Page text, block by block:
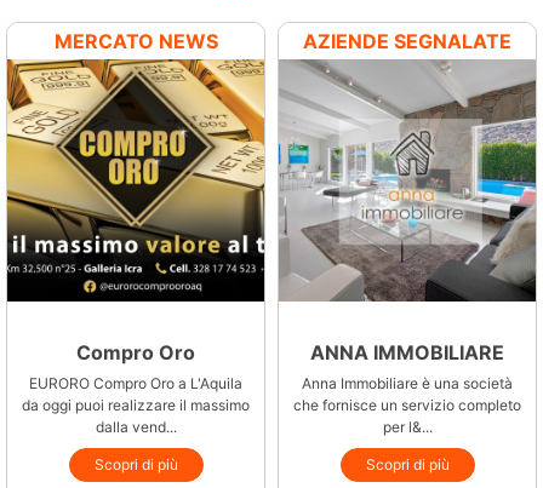
MERCATO NEWS
Compro Oro
EURORO Compro Oro a L'Aquila
da oggi puoi realizzare il massimo
dalla vend...
Scopri di più
AZIENDE SEGNALATE
Vorwerk
Da oltre 80 anni ci distinguiamo
per prodotti di qualità ed
innovazione ...
Scopri di più
ANNA IMMOBILIARE
Anna Immobiliare è una società
che fornisce un servizio completo
per l&...
Scopri di più